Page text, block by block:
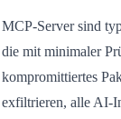
MCP-Server sind
die mit minimaler
kompromittiertes
exfiltrieren, alle AI-